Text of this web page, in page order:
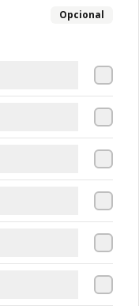
Opcional